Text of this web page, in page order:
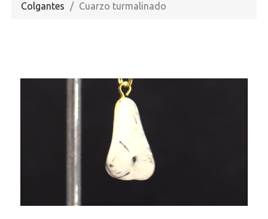
Colgantes
Cuarzo turmalinado